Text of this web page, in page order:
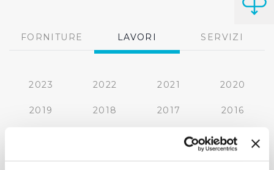
FORNITURE LAVORI SERVIZI
2023 2022 2021 2020
2019 2018 2017 2016
2012
2011 2010 2009 2008